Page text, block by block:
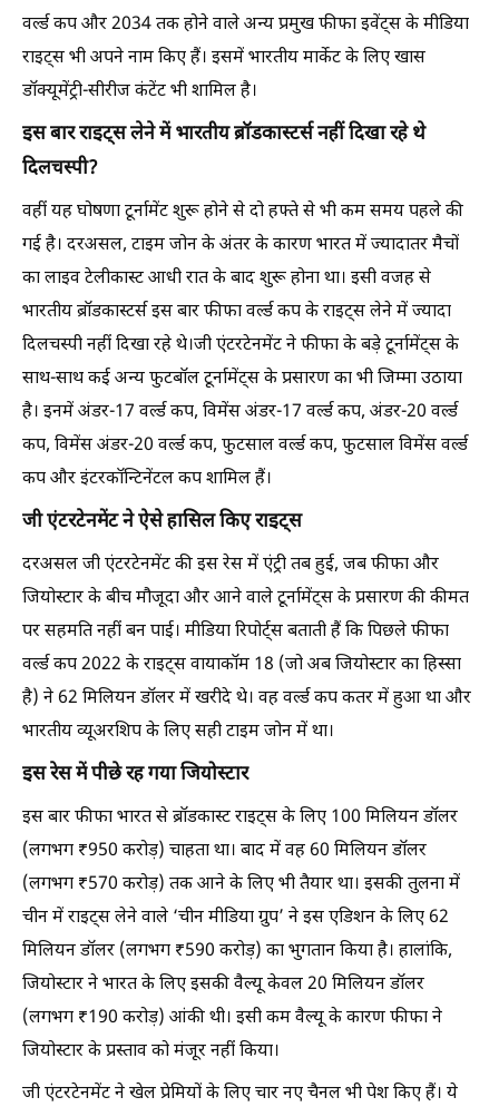
वर्ल्ड कप और 2034 तक होने वाले अन्य प्रमुख फीफा इवेंट्स के मीडिया
राइट्स भी अपने नाम किए हैं। इसमें भारतीय मार्केट के लिए खास
डॉक्यूमेंट्री-सीरीज कंटेंट भी शामिल है।
इस बार राइट्स लेने में भारतीय ब्रॉडकास्टर्स नहीं दिखा रहे थे
दिलचस्पी?
वहीं यह घोषणा टूर्नामेंट शुरू होने से दो हफ्ते से भी कम समय पहले की
गई है। दरअसल, टाइम जोन के अंतर के कारण भारत में ज्यादातर मैचों
का लाइव टेलीकास्ट आधी रात के बाद शुरू होना था। इसी वजह से
भारतीय ब्रॉडकास्टर्स इस बार फीफा वर्ल्ड कप के राइट्स लेने में ज्यादा
दिलचस्पी नहीं दिखा रहे थे।जी एंटरटेनमेंट ने फीफा के बड़े टूर्नामेंट्स के
साथ-साथ कई अन्य फुटबॉल टूर्नामेंट्स के प्रसारण का भी जिम्मा उठाया
है। इनमें अंडर-17 वर्ल्ड कप, विमेंस अंडर-17 वर्ल्ड कप, अंडर-20 वर्ल्ड
कप, विमेंस अंडर-20 वर्ल्ड कप, फुटसाल वर्ल्ड कप, फुटसाल विमेंस वर्ल्ड
कप और इंटरकॉन्टिनेंटल कप शामिल हैं।
जी एंटरटेनमेंट ने ऐसे हासिल किए राइट्स
दरअसल जी एंटरटेनमेंट की इस रेस में एंट्री तब हुई, जब फीफा और
जियोस्टार के बीच मौजूदा और आने वाले टूर्नामेंट्स के प्रसारण की कीमत
पर सहमति नहीं बन पाई। मीडिया रिपोर्ट्स बताती हैं कि पिछले फीफा
वर्ल्ड कप 2022 के राइट्स वायाकॉम 18 (जो अब जियोस्टार का हिस्सा
है) ने 62 मिलियन डॉलर में खरीदे थे। वह वर्ल्ड कप कतर में हुआ था और
भारतीय व्यूअरशिप के लिए सही टाइम जोन में था।
इस रेस में पीछे रह गया जियोस्टार
इस बार फीफा भारत से ब्रॉडकास्ट राइट्स के लिए 100 मिलियन डॉलर
(लगभग ₹950 करोड़) चाहता था। बाद में वह 60 मिलियन डॉलर
(लगभग ₹570 करोड़) तक आने के लिए भी तैयार था। इसकी तुलना में
चीन में राइट्स लेने वाले ‘चीन मीडिया ग्रुप’ ने इस एडिशन के लिए 62
मिलियन डॉलर (लगभग ₹590 करोड़) का भुगतान किया है। हालांकि,
जियोस्टार ने भारत के लिए इसकी वैल्यू केवल 20 मिलियन डॉलर
(लगभग ₹190 करोड़) आंकी थी। इसी कम वैल्यू के कारण फीफा ने
जियोस्टार के प्रस्ताव को मंजूर नहीं किया।
जी एंटरटेनमेंट ने खेल प्रेमियों के लिए चार नए चैनल भी पेश किए हैं। ये